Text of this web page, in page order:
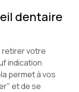
dentaire
retirer votre
indication
permet à vos
et de se